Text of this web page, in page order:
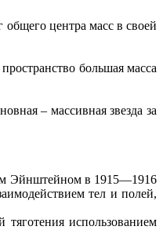
общего центра масс в своей
большая масса
– массивная звезда за
Эйнштейном в 1915—1916
тел и полей,
тяготения использованием